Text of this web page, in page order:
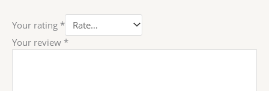
Your rating *
Your review *